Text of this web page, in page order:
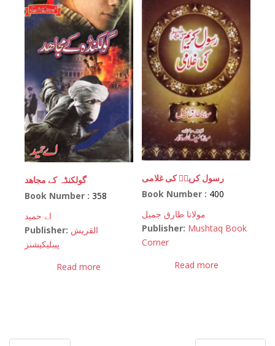
گولکنڈہ کے مجاھد
Book Number : 358
اے حمید
Publisher: القریش
پیبلیکیشنز
Read more
رسول کریمؐ کی غلامی
Book Number : 400
مولانا طارق جمیل
Publisher: Mushtaq Book
Corner
Read more